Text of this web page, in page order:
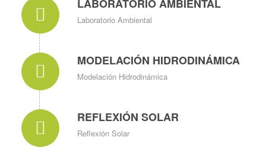
LABORATORIO AMBIENTAL
Laboratorio Ambiental
MODELACIÓN HIDRODINÁMICA
Modelación Hidrodinámica
REFLEXIÓN SOLAR
Reflexión Solar